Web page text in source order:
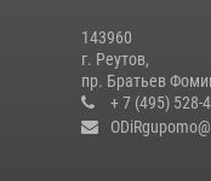
143960
г. Реутов,
пр. Братьев
+ 7 (495) 528-